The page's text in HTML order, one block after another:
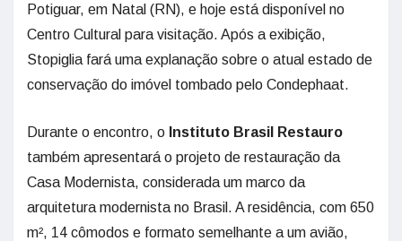
Potiguar, em Natal (RN), e hoje está disponível no
Centro Cultural para visitação. Após a exibição,
Stopiglia fará uma explanação sobre o atual estado de
conservação do imóvel tombado pelo Condephaat.
Durante o encontro, o Instituto Brasil Restauro
também apresentará o projeto de restauração da
Casa Modernista, considerada um marco da
arquitetura modernista no Brasil. A residência, com 650
m², 14 cômodos e formato semelhante a um avião,